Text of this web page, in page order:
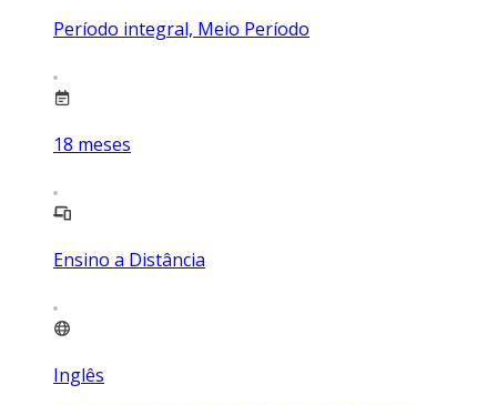
Período integral, Meio Período
18 meses
Ensino a Distância
Inglês